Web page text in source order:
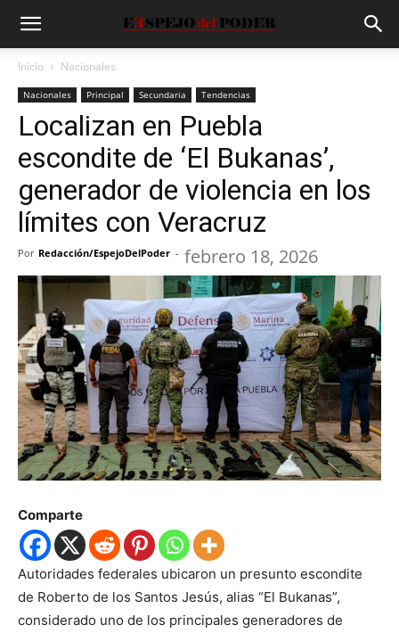
Inicio Nacionales
Nacionales Principal Secundaria Tendencias
Localizan en Puebla
escondite de ‘El Bukanas’,
generador de violencia en los
límites con Veracruz
Por Redacción/EspejoDelPoder - febrero 18, 2026
Comparte
Autoridades federales ubicaron un presunto escondite
de Roberto de los Santos Jesús, alias “El Bukanas”,
considerado uno de los principales generadores de